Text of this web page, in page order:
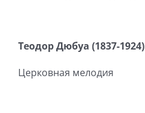
Теодор Дюбуа (1837-1924)
Церковная мелодия